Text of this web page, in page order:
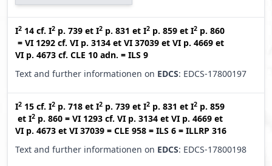
I2 14 cf. I2 p. 739 et I2 p. 831 et I2 p. 859 et I2 p. 860
= VI 1292 cf. VI p. 3134 et VI 37039 et VI p. 4669 et
VI p. 4673 cf. CLE 10 adn. = ILS 9
Text and further informationen on EDCS: EDCS-17800197
I2 15 cf. I2 p. 718 et I2 p. 739 et I2 p. 831 et I2 p. 859
et I2 p. 860 = VI 1293 cf. VI p. 3134 et VI p. 4669 et
VI p. 4673 et VI 37039 = CLE 958 = ILS 6 = ILLRP 316
Text and further informationen on EDCS: EDCS-17800198